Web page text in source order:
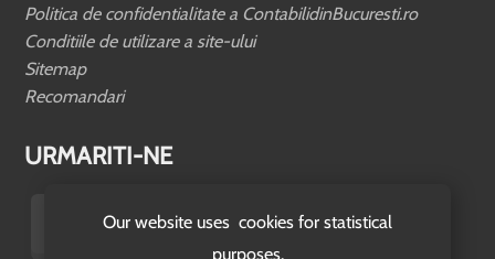
Our website uses cookies for statistical
purposes.
Politica de confidentialitate a ContabilidinBucuresti.ro
Conditiile de utilizare a site-ului
Sitemap
Recomandari
URMARITI-NE